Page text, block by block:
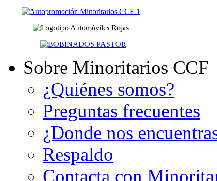
Sobre Minoritarios CCF
¿Quiénes somos?
Preguntas frecuentes
¿Donde nos
Respaldo
Contacta con